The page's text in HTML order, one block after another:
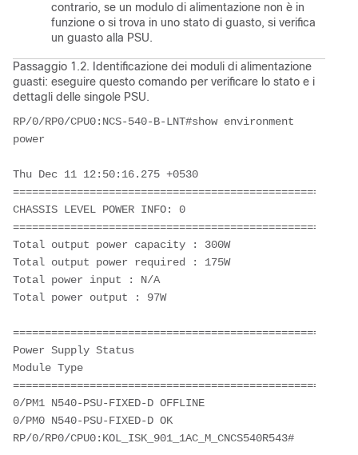
contrario, se un modulo di alimentazione non è in
funzione o si trova in uno stato di guasto, si verifica
un guasto alla PSU.
Passaggio 1.2. Identificazione dei moduli di alimentazione
guasti: eseguire questo comando per verificare lo stato e i
dettagli delle singole PSU.
RP/0/RP0/CPU0:NCS-540-B-LNT#show environment
power
Thu Dec 11 12:50:16.275 +0530
CHASSIS LEVEL POWER INFO: 0
Total output power capacity : 300W
Total output power required : 175W
Total power input : N/A
Total power output : 97W
Power Supply Status
Module Type
0/PM1 N540-PSU-FIXED-D OFFLINE
0/PM0 N540-PSU-FIXED-D OK
RP/0/RP0/CPU0:KOL_ISK_901_1AC_M_CNCS540R543#